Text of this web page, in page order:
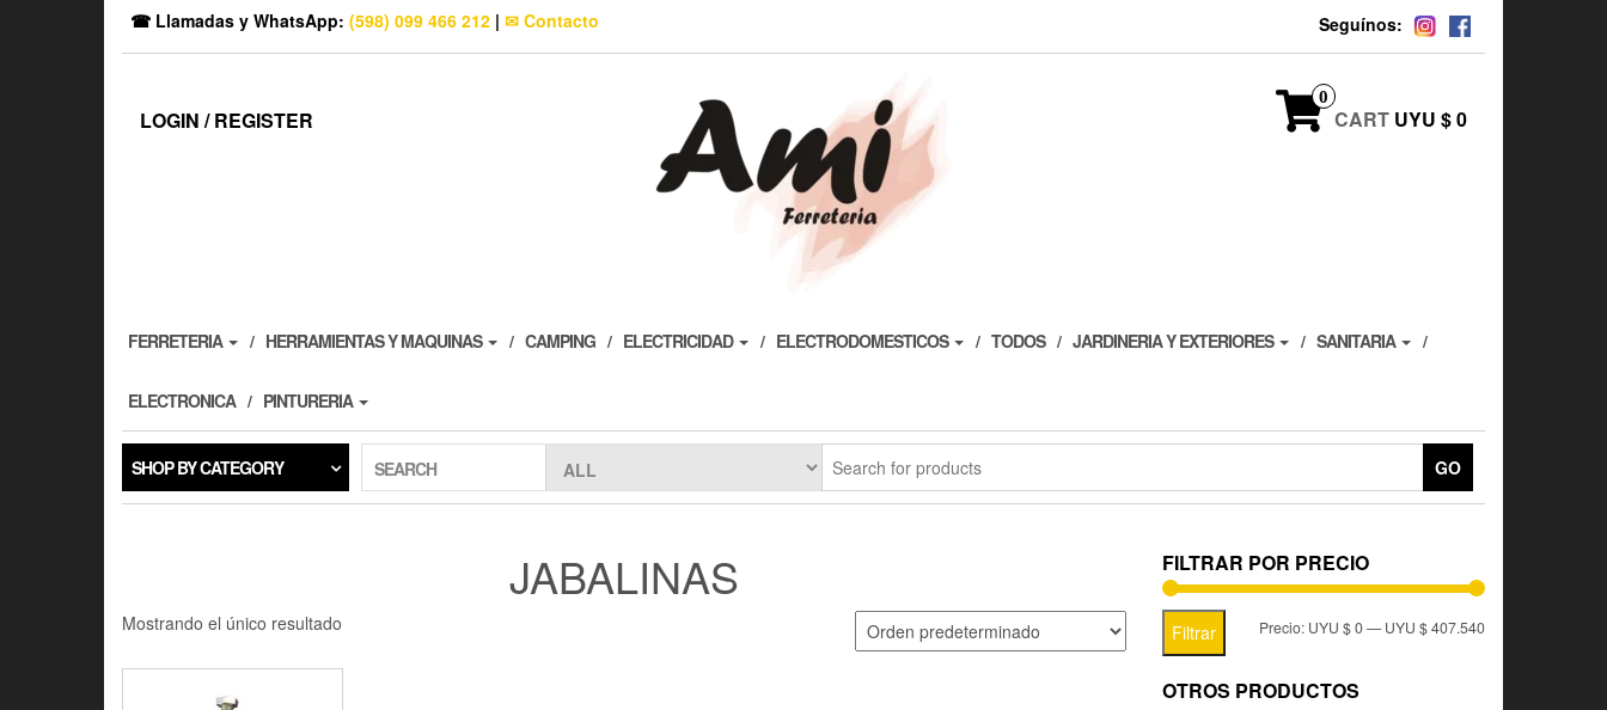
☎ Llamadas y WhatsApp: (598) 099 466 212 | ✉ Contacto Seguínos:
LOGIN / REGISTER
0
CART UYU $ 0
FERRETERIA HERRAMIENTAS Y MAQUINAS CAMPING ELECTRICIDAD ELECTRODOMESTICOS TODOS JARDINERIA Y EXTERIORES SANITARIA
ELECTRONICA PINTURERIA
SHOP BY CATEGORY SEARCH GO
JABALINAS
Mostrando el único resultado
FILTRAR POR PRECIO
Filtrar Precio: UYU $ 0—UYU $ 407.540
OTROS PRODUCTOS